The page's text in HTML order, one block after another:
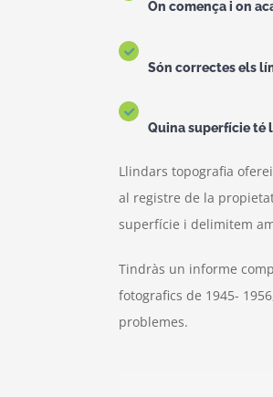
On comença i on
Són correctes els
Quina superfície té
Llindars topografia
al registre de la
superfície i delimitem
Tindràs un informe
fotografics de 1945-
problemes.